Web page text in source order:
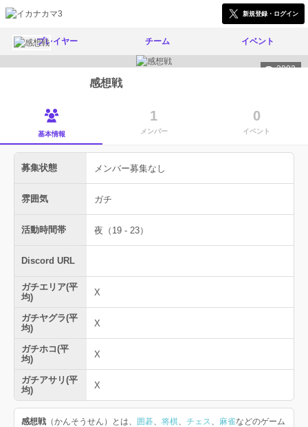
新規登録・ログイン
プレイヤー チーム イベント
3002
感想戦
基本情報
1
メンバー
0
イベント
募集状態 メンバー募集なし
雰囲気 ガチ
活動時間帯 夜（19 - 23）
Discord URL
ガチエリア(平
均)
X
ガチヤグラ(平
均)
X
ガチホコ(平
均)
X
ガチアサリ(平
均)
X
感想戦 （かんそうせん）とは、 囲碁、 将棋、 チェス、 麻雀などのゲーム